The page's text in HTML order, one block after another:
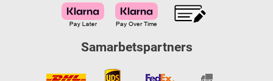
Samarbetspartners